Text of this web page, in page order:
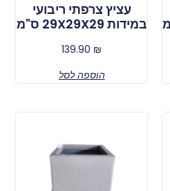
עציץ צרפתי ריבועי
במידות 29X29X29 ס"מ
139.90 ₪
הוספה לסל